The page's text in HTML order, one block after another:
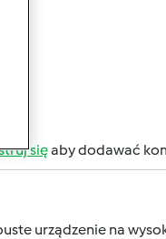
sięaby dodawać
urządzenie na